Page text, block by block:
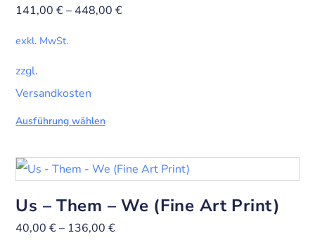
141,00€– 448,00€
exkl. MwSt.
zzgl.
Versandkosten
Ausführung wählen
Us – Them – We (Fine Art Print)
40,00€– 136,00€